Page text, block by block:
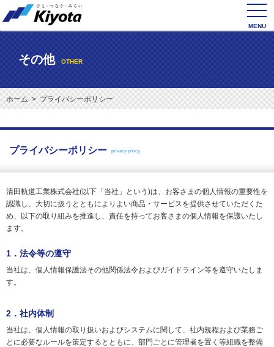
その他 OTHER
ホーム> プライバシーポリシー
プライバシーポリシー privacy policy
清田軌道工業株式会社(以下「当社」という)は、お客さまの個人情報の重要性を
認識し、大切に扱うとともによりよい商品・サービスを提供させていただくた
め、以下の取り組みを推進し、責任を持ってお客さまの個人情報を保護いたし
ます。
1．法令等の遵守
当社は、個人情報保護法その他関係法令およびガイドライン等を遵守いたしま
す。
2．社内体制
当社は、個人情報の取り扱いおよびシステムに関して、社内規程および業務ご
とに必要なルールを策定するとともに、部門ごとに管理者を置く等組織を整備